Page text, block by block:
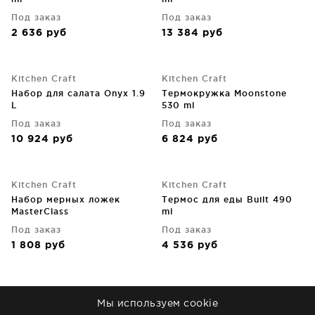
Под заказ
2 636 руб
Под заказ
13 384 руб
Kitchen Craft
Набор для салата Onyx 1.9
L
Под заказ
10 924 руб
Kitchen Craft
Термокружка Moonstone
530 ml
Под заказ
6 824 руб
Kitchen Craft
Набор мерных ложек
MasterClass
Под заказ
1 808 руб
Kitchen Craft
Термос для еды Built 490
ml
Под заказ
4 536 руб
Кофейник френч-пресс La
Кофеварка гейзерная
Мы используем cookie